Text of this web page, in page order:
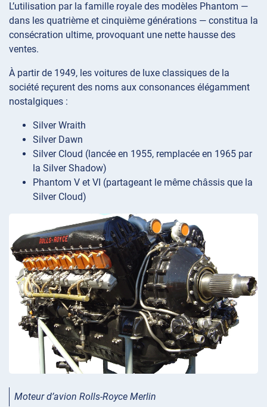
L’utilisation par la famille royale des modèles Phantom —
dans les quatrième et cinquième générations — constitua la
consécration ultime, provoquant une nette hausse des
ventes.
À partir de 1949, les voitures de luxe classiques de la
société reçurent des noms aux consonances élégamment
nostalgiques :
Silver Wraith
Silver Dawn
Silver Cloud (lancée en 1955, remplacée en 1965 par
la Silver Shadow)
Phantom V et VI (partageant le même châssis que la
Silver Cloud)
Moteur d’avion Rolls-Royce Merlin